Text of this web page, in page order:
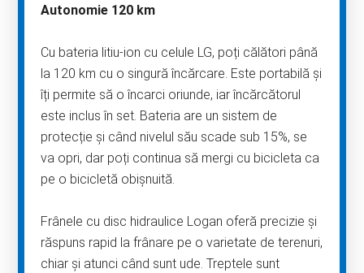
Autonomie 120 km
Cu bateria litiu-ion cu celule LG, poți călători până
la 120 km cu o singură încărcare. Este portabilă și
îți permite să o încarci oriunde, iar încărcătorul
este inclus în set. Bateria are un sistem de
protecție și când nivelul său scade sub 15%, se
va opri, dar poți continua să mergi cu bicicleta ca
pe o bicicletă obișnuită.
Frânele cu disc hidraulice Logan oferă precizie și
răspuns rapid la frânare pe o varietate de terenuri,
chiar și atunci când sunt ude. Treptele sunt